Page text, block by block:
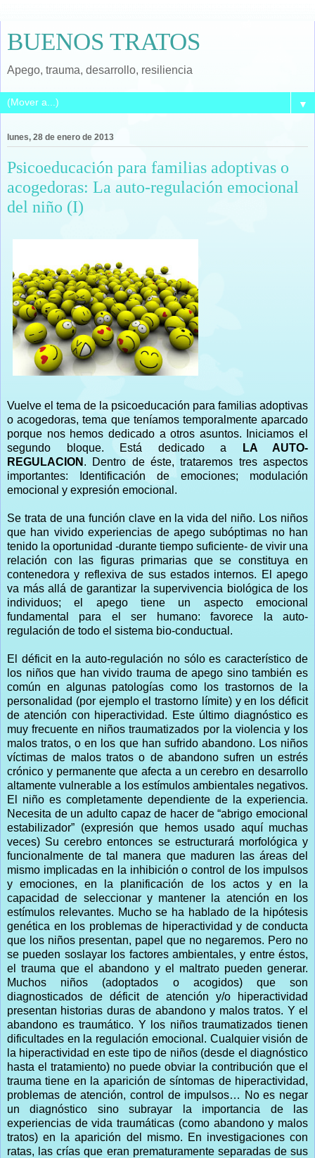
BUENOS TRATOS
Apego, trauma, desarrollo, resiliencia
▼
lunes, 28 de enero de 2013
Psicoeducación para familias adoptivas o
acogedoras: La auto-regulación emocional
del niño (I)
Vuelve el tema de la psicoeducación para familias adoptivas
o acogedoras, tema que teníamos temporalmente aparcado
porque nos hemos dedicado a otros asuntos.
Iniciamos el
segundo bloque. Está dedicado a
LA AUTO-
REGULACION . Dentro de éste, trataremos tres aspectos
importantes: Identificación de emociones; modulación
emocional y expresión emocional.
Se trata de una función clave en la vida del niño. Los niños
que han vivido experiencias de apego subóptimas no han
tenido la oportunidad -durante tiempo suficiente- de vivir una
relación con las figuras primarias que se constituya en
contenedora y reflexiva de sus estados internos. El apego
va más allá de garantizar la supervivencia biológica de los
individuos; el apego tiene un aspecto emocional
fundamental para el ser humano: favorece la auto-
regulación de todo el sistema bio-conductual.
El déficit en la auto-regulación no sólo es característico de
los niños que han vivido trauma de apego sino también es
común en algunas patologías como los trastornos de la
personalidad (por ejemplo el trastorno límite) y en los déficit
de atención con hiperactividad. Este último diagnóstico es
muy frecuente en niños traumatizados por la violencia y los
malos tratos, o en los que han sufrido abandono. Los niños
víctimas de malos tratos o de abandono sufren un estrés
crónico y permanente que afecta a un cerebro en desarrollo
altamente vulnerable a los estímulos ambientales negativos.
El niño es completamente dependiente de la experiencia.
Necesita de un adulto capaz de hacer de “abrigo emocional
estabilizador” (expresión que hemos usado aquí muchas
veces) Su cerebro entonces se estructurará morfológica y
funcionalmente de tal manera que maduren las áreas del
mismo implicadas en la inhibición o control de los impulsos
y emociones, en la planificación de los actos y en la
capacidad de seleccionar y mantener la atención en los
estímulos relevantes. Mucho se ha hablado de la hipótesis
genética en los problemas de hiperactividad y de conducta
que los niños presentan, papel que no negaremos. Pero no
se pueden soslayar los factores ambientales, y entre éstos,
el trauma que el abandono y el maltrato pueden generar.
Muchos niños (adoptados o acogidos) que son
diagnosticados de déficit de atención y/o hiperactividad
presentan historias duras de abandono y malos tratos. Y el
abandono es traumático. Y los niños traumatizados tienen
dificultades en la regulación emocional. Cualquier visión de
la hiperactividad en este tipo de niños (desde el diagnóstico
hasta el tratamiento) no puede obviar la contribución que el
trauma tiene en la aparición de síntomas de hiperactividad,
problemas de atención, control de impulsos… No es negar
un diagnóstico sino subrayar la importancia de las
experiencias de vida traumáticas (como abandono y malos
tratos) en la aparición del mismo. En investigaciones con
ratas, las crías que eran prematuramente separadas de sus